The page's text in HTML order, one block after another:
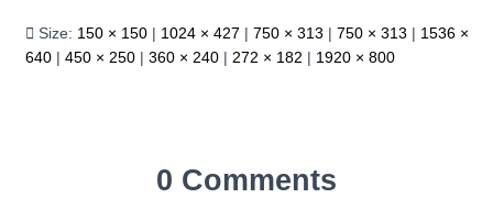
Size: 150 × 150 | 1024 × 427 | 750 × 313 | 750 × 313 | 1536 ×
640 | 450 × 250 | 360 × 240 | 272 × 182 | 1920 × 800
0 Comments